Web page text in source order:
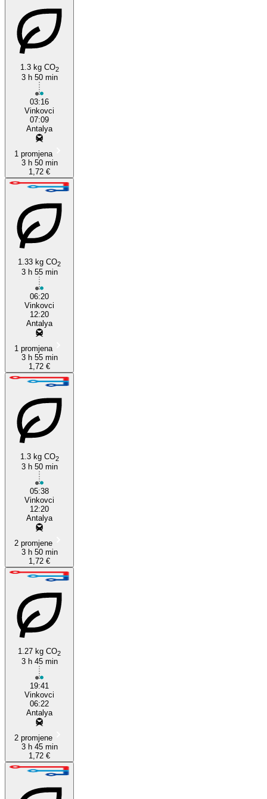
Sisak
1.3 kg CO2
3 h 50 min
03:16
Vinkovci
07:09
Antalya
1 promjena
3 h 50 min
1,72 €
1.33 kg CO2
3 h 55 min
06:20
Vinkovci
12:20
Antalya
1 promjena
3 h 55 min
1,72 €
1.3 kg CO2
3 h 50 min
05:38
Vinkovci
12:20
Antalya
2 promjene
3 h 50 min
1,72 €
1.27 kg CO2
3 h 45 min
19:41
Vinkovci
06:22
Antalya
2 promjene
3 h 45 min
1,72 €